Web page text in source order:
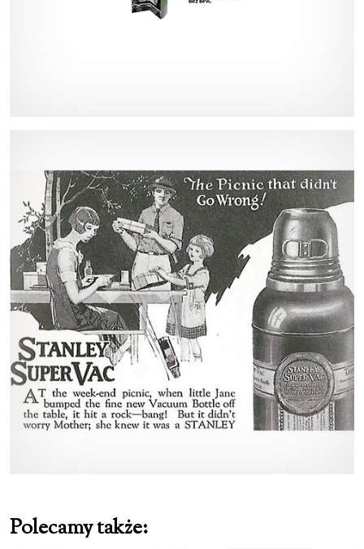
Polecamy także: